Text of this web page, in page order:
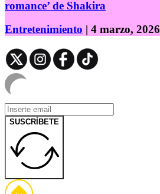
romance’ de Shakira
Entretenimiento | 4 marzo, 2026
SUSCRÍBETE